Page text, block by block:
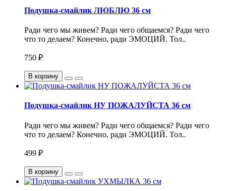
Подушка-смайлик ЛЮБЛЮ 36 см
Ради чего мы живем? Ради чего общаемся? Ради чего
что то делаем? Конечно, ради ЭМОЦИЙ. Тол..
750 ₽
В корзину
Подушка-смайлик НУ ПОЖАЛУЙСТА 36 см
Ради чего мы живем? Ради чего общаемся? Ради чего
что то делаем? Конечно, ради ЭМОЦИЙ. Тол..
499 ₽
В корзину